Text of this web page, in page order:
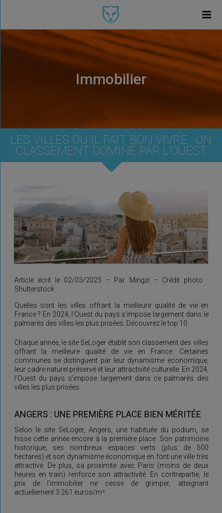
Immobilier
LES VILLES OÙ IL FAIT BON VIVRE : UN
CLASSEMENT DOMINÉ PAR L’OUEST
Article écrit le 02/03/2025 – Par Mingzi – Crédit photo :
Shutterstock
Quelles sont les villes offrant la meilleure qualité de vie en
France ? En 2024, l’Ouest du pays s’impose largement dans le
palmarès des villes les plus prisées. Découvrez le top 10.
Chaque année, le site SeLoger établit son classement des villes
offrant la meilleure qualité de vie en France. Certaines
communes se distinguent par leur dynamisme économique,
leur cadre naturel préservé et leur attractivité culturelle. En 2024,
l’Ouest du pays s’impose largement dans ce palmarès des
villes les plus prisées.
ANGERS : UNE PREMIÈRE PLACE BIEN MÉRITÉE
Selon le site SeLoger, Angers, une habituée du podium, se
hisse cette année encore à la première place. Son patrimoine
historique, ses nombreux espaces verts (plus de 500
hectares) et son dynamisme économique en font une ville très
attractive. De plus, sa proximité avec Paris (moins de deux
heures en train) renforce son attractivité. En contrepartie, le
prix de l’immobilier ne cesse de grimper, atteignant
actuellement 3.261 euros/m².